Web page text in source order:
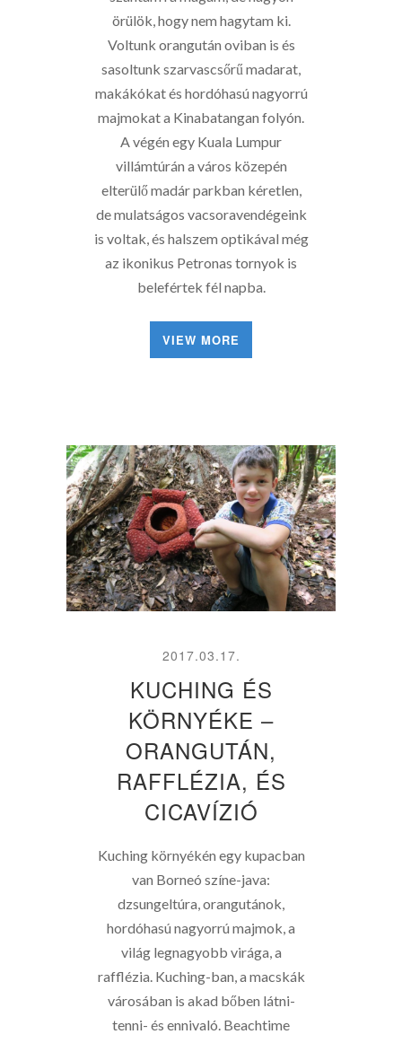
örülök, hogy nem hagytam ki.
Voltunk orangután oviban is és
sasoltunk szarvascsőrű madarat,
makákókat és hordóhasú nagyorrú
majmokat a Kinabatangan folyón.
A végén egy Kuala Lumpur
villámtúrán a város közepén
elterülő madár parkban kéretlen,
de mulatságos vacsoravendégeink
is voltak, és halszem optikával még
az ikonikus Petronas tornyok is
belefértek fél napba.
VIEW MORE
2017.03.17.
KUCHING ÉS
KÖRNYÉKE –
ORANGUTÁN,
RAFFLÉZIA, ÉS
CICAVÍZIÓ
Kuching környékén egy kupacban
van Borneó színe-java:
dzsungeltúra, orangutánok,
hordóhasú nagyorrú majmok, a
világ legnagyobb virága, a
rafflézia. Kuching-ban, a macskák
városában is akad bőben látni-
tenni- és ennivaló. Beachtime